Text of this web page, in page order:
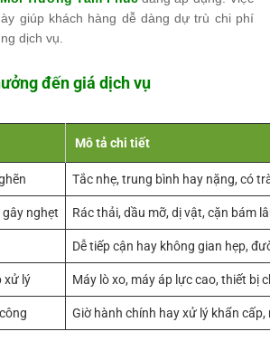
giúp khách hàng dễ dàng dự trù chi phí
dịch vụ.
đến giá dịch vụ
Mô tả chi tiết
Tắc nhẹ, trung bình hay nặng, có
nghẹt Rác thải, dầu mỡ, dị vật, cặn bám
Dễ tiếp cận hay không gian hẹp,
xử lý Máy lò xo, máy áp lực cao, thiết bị
Giờ hành chính hay xử lý khẩn cấp,